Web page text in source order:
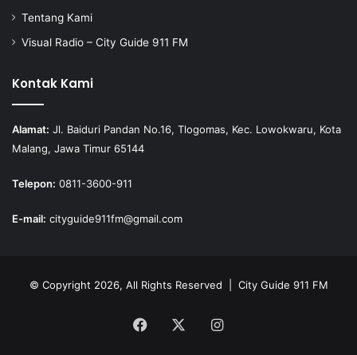
Tentang Kami
Visual Radio – City Guide 911 FM
Kontak Kami
Alamat: Jl. Baiduri Pandan No.16, Tlogomas, Kec. Lowokwaru, Kota
Malang, Jawa Timur 65144
Telepon: 0811-3600-911
E-mail: cityguide911fm@gmail.com
© Copyright 2026, All Rights Reserved | City Guide 911 FM
Facebook Instagram